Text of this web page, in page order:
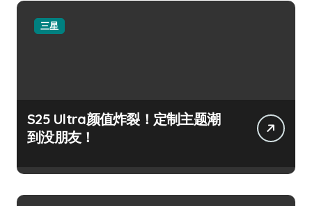
三星
S25 Ultra颜值炸裂！定制主题潮
到没朋友！